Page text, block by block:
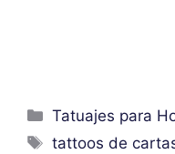
Categorías
Tatuajes para
Etiquetas
tattoos de